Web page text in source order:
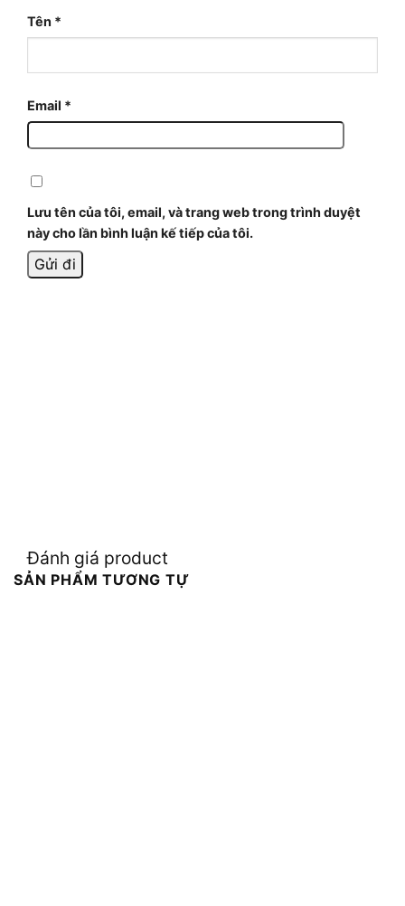
Tên *
Email *
Lưu tên của tôi, email, và trang web trong trình duyệt
này cho lần bình luận kế tiếp của tôi.
Đánh giá product
SẢN PHẨM TƯƠNG TỰ